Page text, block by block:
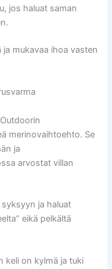
jos haluat saman
mukavaa ihoa vasten
merinovaihtoehto. Se
ja
arvostat villan
syksyyn ja haluat
eikä pelkältä
keli on kylmä ja tuki